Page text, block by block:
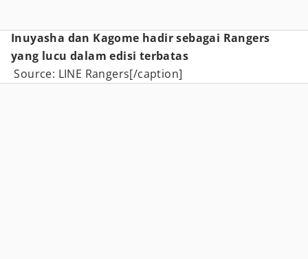
Inuyasha dan Kagome hadir sebagai Rangers
yang lucu dalam edisi terbatas
Source: LINE Rangers[/caption]